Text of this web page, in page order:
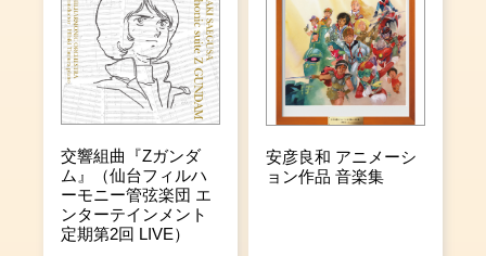
交響組曲『Zガンダ
ム』（仙台フィルハ
ーモニー管弦楽団 エ
ンターテインメント
定期第2回 LIVE）
安彦良和 アニメーシ
ョン作品 音楽集